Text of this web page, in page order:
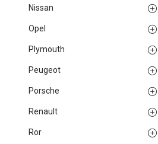
Nissan
Opel
Plymouth
Peugeot
Porsche
Renault
Ror